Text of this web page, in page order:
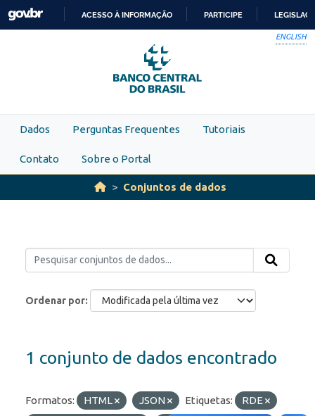
Skip to main content
PARA
O
CONTEÚDO
ACESSO À INFORMAÇÃO PARTICIPE
ENGLISH
Dados Perguntas Frequentes Tutoriais
Contato Sobre o Portal
Conjuntos de dados
Ordenar por
1 conjunto de dados encontrado
Formatos: HTML JSON Etiquetas:
RDE